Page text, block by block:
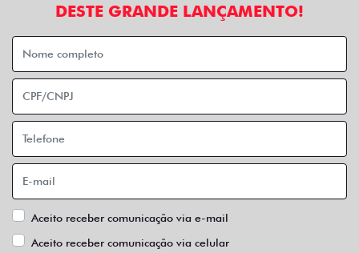
DESTE GRANDE LANÇAMENTO!
Aceito receber comunicação via e-mail
Aceito receber comunicação via celular